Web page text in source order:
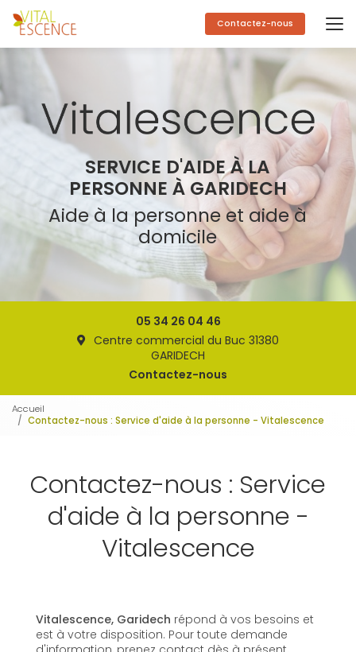
Aller
au
contenu
principal
Contactez-nous
SERVICE D'AIDE À LA
PERSONNE À GARIDECH
Aide à la personne et aide à
domicile
05 34 26 04 46
Centre commercial du Buc 31380
GARIDECH
Contactez-nous
Accueil
Contactez-nous : Service d'aide à la personne - Vitalescence
Contactez-nous : Service
d'aide à la personne -
Vitalescence
Vitalescence, Garidech répond à vos besoins et
est à votre disposition. Pour toute demande